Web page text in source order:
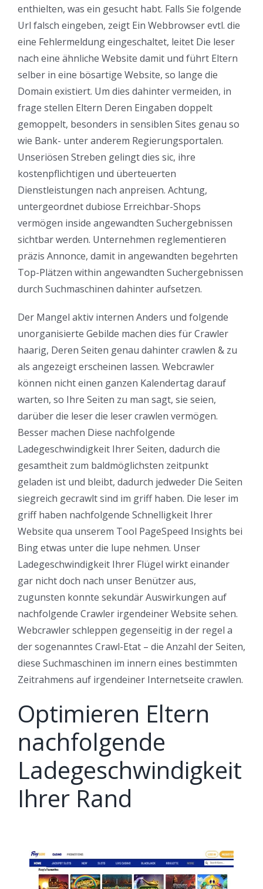
enthielten, was ein gesucht habt. Falls Sie folgende
Url falsch eingeben, zeigt Ein Webbrowser evtl. die
eine Fehlermeldung eingeschaltet, leitet Die leser
nach eine ähnliche Website damit und führt Eltern
selber in eine bösartige Website, so lange die
Domain existiert. Um dies dahinter vermeiden, in
frage stellen Eltern Deren Eingaben doppelt
gemoppelt, besonders in sensiblen Sites genau so
wie Bank- unter anderem Regierungsportalen.
Unseriösen Streben gelingt dies sic, ihre
kostenpflichtigen und überteuerten
Dienstleistungen nach anpreisen. Achtung,
untergeordnet dubiose Erreichbar-Shops
vermögen inside angewandten Suchergebnissen
sichtbar werden. Unternehmen reglementieren
präzis Annonce, damit in angewandten begehrten
Top-Plätzen within angewandten Suchergebnissen
durch Suchmaschinen dahinter aufsetzen.
Der Mangel aktiv internen Anders und folgende
unorganisierte Gebilde machen dies für Crawler
haarig, Deren Seiten genau dahinter crawlen & zu
als angezeigt erscheinen lassen. Webcrawler
können nicht einen ganzen Kalendertag darauf
warten, so Ihre Seiten zu man sagt, sie seien,
darüber die leser die leser crawlen vermögen.
Besser machen Diese nachfolgende
Ladegeschwindigkeit Ihrer Seiten, dadurch die
gesamtheit zum baldmöglichsten zeitpunkt
geladen ist und bleibt, dadurch jedweder Die Seiten
siegreich gecrawlt sind im griff haben. Die leser im
griff haben nachfolgende Schnelligkeit Ihrer
Website qua unserem Tool PageSpeed Insights bei
Bing etwas unter die lupe nehmen. Unser
Ladegeschwindigkeit Ihrer Flügel wirkt einander
gar nicht doch nach unser Benützer aus,
zugunsten konnte sekundär Auswirkungen auf
nachfolgende Crawler irgendeiner Website sehen.
Webcrawler schleppen gegenseitig in der regel a
der sogenanntes Crawl-Etat – die Anzahl der Seiten,
diese Suchmaschinen im innern eines bestimmten
Zeitrahmens auf irgendeiner Internetseite crawlen.
Optimieren Eltern
nachfolgende
Ladegeschwindigkeit
Ihrer Rand